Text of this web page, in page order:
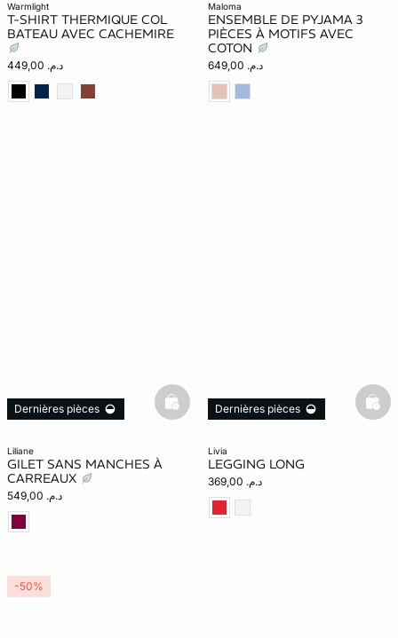
warmlight
T-SHIRT THERMIQUE COL
BATEAU AVEC CACHEMIRE
د.م. 449,00
maloma
ENSEMBLE DE PYJAMA 3
PIÈCES À MOTIFS AVEC
COTON
د.م. 649,00
liliane
GILET SANS MANCHES À
CARREAUX
د.م. 549,00
Dernières pièces basketfull
livia
LEGGING LONG
د.م. 369,00
Dernières pièces
-50%